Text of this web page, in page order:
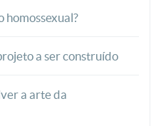
homossexual?
a ser construído
a arte da